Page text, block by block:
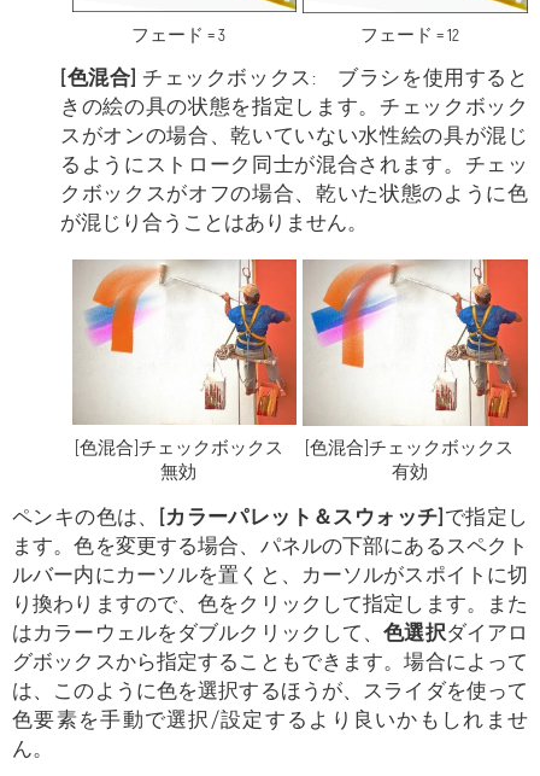
フェード = 3 フェード = 12
[色混合] チェックボックス: ブラシを使用すると
きの絵の具の状態を指定します。チェックボック
スがオンの場合、乾いていない水性絵の具が混じ
るようにストローク同士が混合されます。チェッ
クボックスがオフの場合、乾いた状態のように色
が混じり合うことはありません。
[色混合]チェックボックス
無効
[色混合]チェックボックス
有効
ペンキの色は、 [カラーパレット＆スウォッチ]で指定し
ます。色を変更する場合、パネルの下部にあるスペクト
ルバー内にカーソルを置くと、カーソルがスポイトに切
り換わりますので、色をクリックして指定します。また
はカラーウェルをダブルクリックして、色選択ダイアロ
グボックスから指定することもできます。場合によって
は、このように色を選択するほうが、スライダを使って
色要素を手動で選択/設定するより良いかもしれませ
ん。